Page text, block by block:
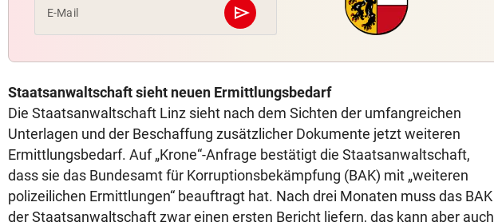
E-Mail send
Abschicken
Staatsanwaltschaft sieht neuen Ermittlungsbedarf
Die Staatsanwaltschaft Linz sieht nach dem Sichten der umfangreichen
Unterlagen und der Beschaffung zusätzlicher Dokumente jetzt weiteren
Ermittlungsbedarf. Auf „Krone“-Anfrage bestätigt die Staatsanwaltschaft,
dass sie das Bundesamt für Korruptionsbekämpfung (BAK) mit „weiteren
polizeilichen Ermittlungen“ beauftragt hat. Nach drei Monaten muss das BAK
der Staatsanwaltschaft zwar einen ersten Bericht liefern, das kann aber auch